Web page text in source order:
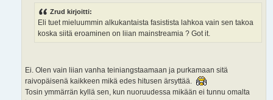
Zrud kirjoitti:
Eli tuet mieluummin alkukantaista fasistista lahkoa vain sen takoa
koska siitä eroaminen on liian mainstreamia ? Got it.
Ei. Olen vain liian vanha teiniangstaamaan ja purkamaan sitä
raivopäisenä kaikkeen mikä edes hitusen ärsyttää.
Tosin ymmärrän kyllä sen, kun nuoruudessa mikään ei tunnu omalta